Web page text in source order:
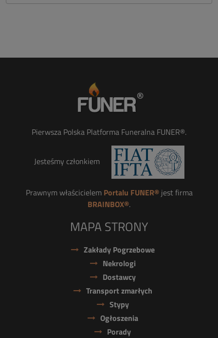
Pierwsza Polska Platforma Funeralna FUNER®.
Jesteśmy członkiem
Prawnym właścicielem Portalu FUNER®jest firma
BRAINBOX®.
MAPA STRONY
Zakłady Pogrzebowe
Nekrologi
Dostawcy
Transport zmarłych
Stypy
Ogłoszenia
Porady